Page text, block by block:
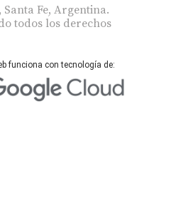
Santa Fe, Argentina.
todos los derechos
funciona con tecnología de: